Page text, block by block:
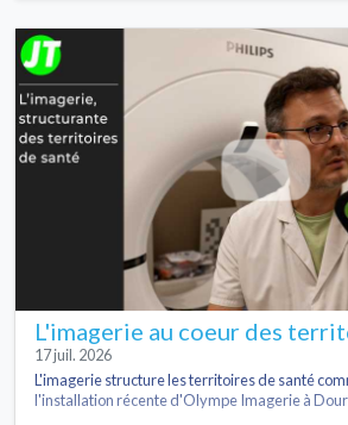
L'imagerie au coeur des
17 juil. 2026
L'imagerie structure les territoires de santé
l'installation récente d'Olympe Imagerie à